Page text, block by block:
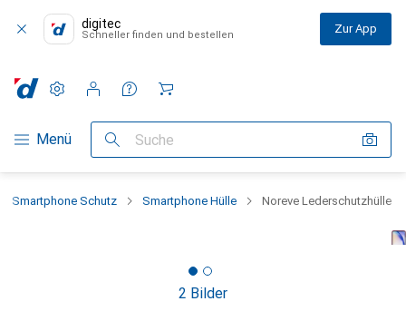
digitec
Schneller finden und bestellen Zur App
Navigation nach Kategorien
Menü Suche
Einstellungen
Kundenkonto
Vergleichslisten
Merklisten
Warenkorb
Smartphone Schutz Smartphone Hülle Noreve Lederschutzhülle
2 Bilder